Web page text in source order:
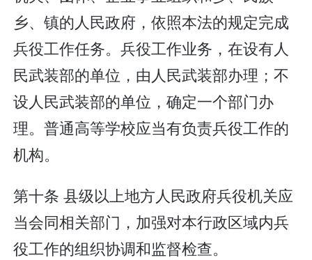
乡、镇的人民政府，依照本法的规定完成
兵役工作任务。兵役工作业务，在设有人
民武装部的单位，由人民武装部办理；不
设人民武装部的单位，确定一个部门办
理。普通高等学校应当有负责兵役工作的
机构。
第十条 县级以上地方人民政府兵役机关应
当会同相关部门，加强对本行政区域内兵
役工作的组织协调和监督检查。